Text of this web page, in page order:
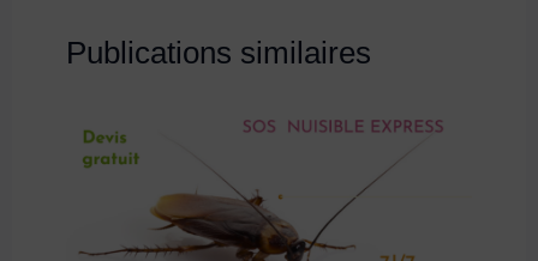
Publications similaires